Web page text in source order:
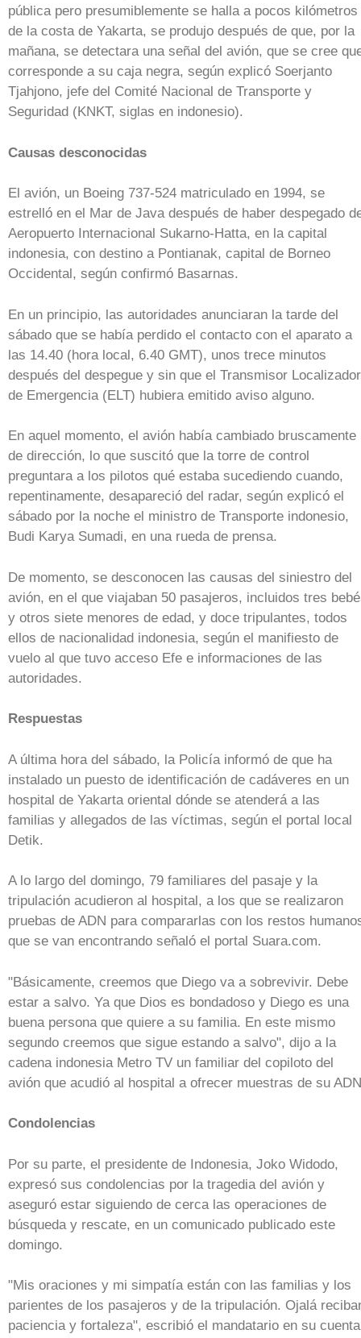
pública pero presumiblemente se halla a pocos kilómetros
de la costa de Yakarta, se produjo después de que, por la
mañana, se detectara una señal del avión, que se cree
corresponde a su caja negra, según explicó Soerjanto
Tjahjono, jefe del Comité Nacional de Transporte y
Seguridad (KNKT, siglas en indonesio).
Causas desconocidas
El avión, un Boeing 737-524 matriculado en 1994, se
estrelló en el Mar de Java después de haber despegado
Aeropuerto Internacional Sukarno-Hatta, en la capital
indonesia, con destino a Pontianak, capital de Borneo
Occidental, según confirmó Basarnas.
En un principio, las autoridades anunciaran la tarde del
sábado que se había perdido el contacto con el aparato a
las 14.40 (hora local, 6.40 GMT), unos trece minutos
después del despegue y sin que el Transmisor Localizador
de Emergencia (ELT) hubiera emitido aviso alguno.
En aquel momento, el avión había cambiado bruscamente
de dirección, lo que suscitó que la torre de control
preguntara a los pilotos qué estaba sucediendo cuando,
repentinamente, desapareció del radar, según explicó el
sábado por la noche el ministro de Transporte indonesio,
Budi Karya Sumadi, en una rueda de prensa.
De momento, se desconocen las causas del siniestro del
avión, en el que viajaban 50 pasajeros, incluidos tres
y otros siete menores de edad, y doce tripulantes, todos
ellos de nacionalidad indonesia, según el manifiesto de
vuelo al que tuvo acceso Efe e informaciones de las
autoridades.
Respuestas
A última hora del sábado, la Policía informó de que ha
instalado un puesto de identificación de cadáveres en un
hospital de Yakarta oriental dónde se atenderá a las
familias y allegados de las víctimas, según el portal local
Detik.
A lo largo del domingo, 79 familiares del pasaje y la
tripulación acudieron al hospital, a los que se realizaron
pruebas de ADN para compararlas con los restos
que se van encontrando señaló el portal Suara.com.
"Básicamente, creemos que Diego va a sobrevivir. Debe
estar a salvo. Ya que Dios es bondadoso y Diego es una
buena persona que quiere a su familia. En este mismo
segundo creemos que sigue estando a salvo", dijo a la
cadena indonesia Metro TV un familiar del copiloto del
avión que acudió al hospital a ofrecer muestras de su
Condolencias
Por su parte, el presidente de Indonesia, Joko Widodo,
expresó sus condolencias por la tragedia del avión y
aseguró estar siguiendo de cerca las operaciones de
búsqueda y rescate, en un comunicado publicado este
domingo.
"Mis oraciones y mi simpatía están con las familias y los
parientes de los pasajeros y de la tripulación. Ojalá
paciencia y fortaleza", escribió el mandatario en su cuenta